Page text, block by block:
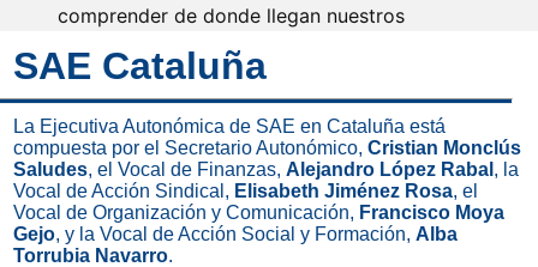
comprender de donde llegan nuestros
Aceptar
Rechazar
Configurar
SAE Cataluña
La Ejecutiva Autonómica de SAE en Cataluña está
compuesta por el Secretario Autonómico,Cristian Monclús
Saludes, el Vocal de Finanzas,Alejandro López Rabal , la
Vocal de Acción Sindical, Elisabeth Jiménez Rosa, el
Vocal de Organización y Comunicación, Francisco Moya
Gejo, y la Vocal de Acción Social y Formación,Alba
Torrubia Navarro.